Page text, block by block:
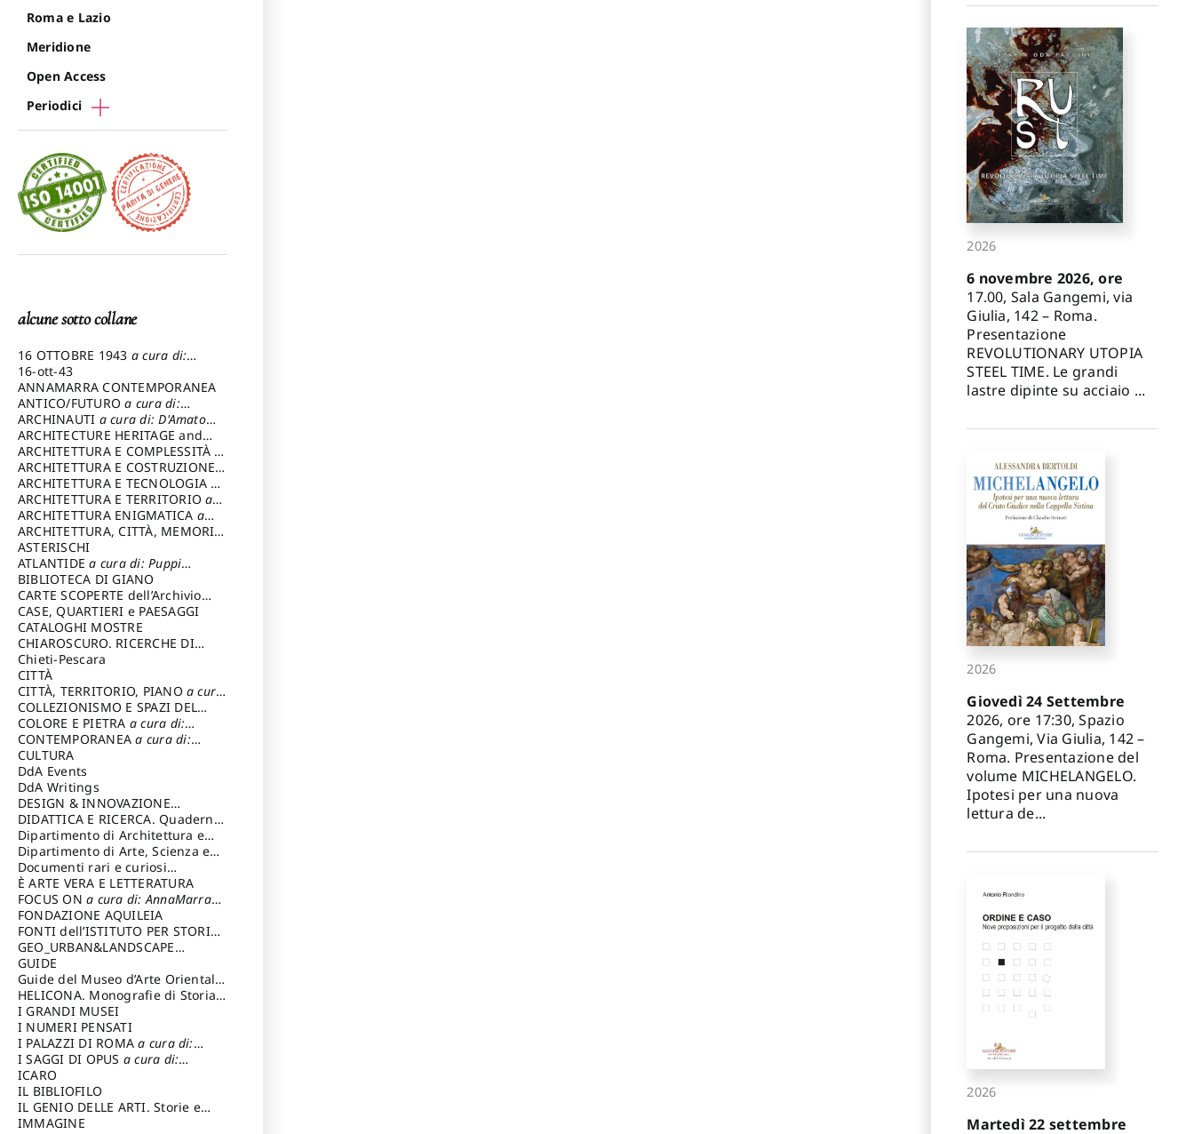
Roma e Lazio
Meridione
Open Access
Periodici
alcune sotto collane
16 OTTOBRE 1943 a cura di:
Pezzetti Marcello
16-ott-43
ANNAMARRA CONTEMPORANEA
ANTICO/FUTUROa cura di:
Varagnoli Claudio
ARCHINAUTI a cura di: D'Amato
Claudio
ARCHITECTURE HERITAGE and
DESIGN
ARCHITETTURA E COMPLESSITÀ a
cura di: Piva Antonio
ARCHITETTURA E COSTRUZIONEa
cura di: Poretti Sergio
ARCHITETTURA E TECNOLOGIA a
cura di: Carrara Gianfranco
ARCHITETTURA E TERRITORIOa
cura di: Pietrogrande Enrico
ARCHITETTURA ENIGMATICA a
cura di: Lenci Ruggero
ARCHITETTURA, CITTÀ, MEMORIA
a cura di: Valeriani Enrico
ASTERISCHI
ATLANTIDEa cura di: Puppi
Lionello
BIBLIOTECA DI GIANO
CARTE SCOPERTE dell’Archivio
Storico Capitolino
CASE, QUARTIERI e PAESAGGI
CATALOGHI MOSTRE
CHIAROSCURO. RICERCHE DI
STORIA E STORIA DELL'ARTE
cura di: Di Carpegna Falconieri
Tommaso
Chieti-Pescara
CITTÀ
CITTÀ, TERRITORIO, PIANO a cura
di: Imbesi Giuseppe
COLLEZIONISMO E SPAZI DEL
COLLEZIONISMO a cura di:
Magnani Lauro
COLORE E PIETRA a cura di:
Selvaggi Giuseppe
CONTEMPORANEAa cura di:
Gubinelli Luna
CULTURA
DdA Events
DdA Writings
DESIGN & INNOVAZIONE
TECNOLOGICAa cura di: Vallicelli
Andrea
DIDATTICA E RICERCA. Quaderni
della Scuola
Dipartimento di Architettura e
Analisi della Città Mediterranea
Dipartimento di Arte, Scienza e
Tecnica del Costuire
Documenti rari e curiosi
dall'Archivio Segreto
È ARTE VERA E LETTERATURA
FOCUS ONa cura di: AnnaMarra
Contemporanea
FONDAZIONE AQUILEIA
FONTI dell’ISTITUTO PER STORIA
DEL RISORGIMENTO
GEO_URBAN&LANDSCAPE
PLANNING (GULP)
Trusiani Elio
GUIDE
Guide del Museo d’Arte Orientale
“Giuseppe Tucci”
HELICONA. Monografie di Storia
dell'Artea cura di: Gallo Marco
I GRANDI MUSEI
I NUMERI PENSATI
I PALAZZI DI ROMAa cura di:
Ippoliti Alessandro
I SAGGI DI OPUS a cura di:
Scalesse Tommaso
ICARO
IL BIBLIOFILO
IL GENIO DELLE ARTI. Storie e
interpretazione
IMMAGINE
2026
6 novembre 2026, ore
17.00, Sala Gangemi, via
Giulia, 142 – Roma.
Presentazione
REVOLUTIONARY UTOPIA
STEEL TIME. Le grandi
lastre dipinte su acciaio ...
2026
Giovedì 24 Settembre
2026, ore 17:30, Spazio
Gangemi, Via Giulia, 142 –
Roma. Presentazione del
volume MICHELANGELO.
Ipotesi per una nuova
lettura de...
2026
Martedì 22 settembre